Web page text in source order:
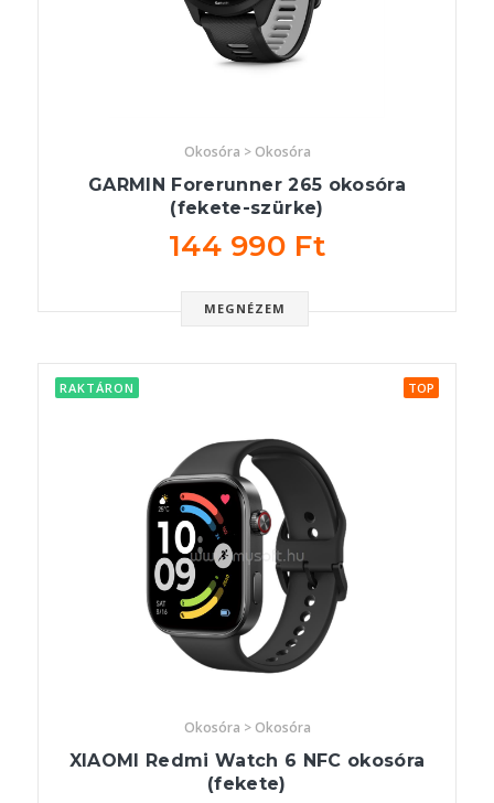
Okosóra > Okosóra
GARMIN Forerunner 265 okosóra
(fekete-szürke)
144 990 Ft
MEGNÉZEM
RAKTÁRON TOP
Okosóra > Okosóra
XIAOMI Redmi Watch 6 NFC okosóra
(fekete)